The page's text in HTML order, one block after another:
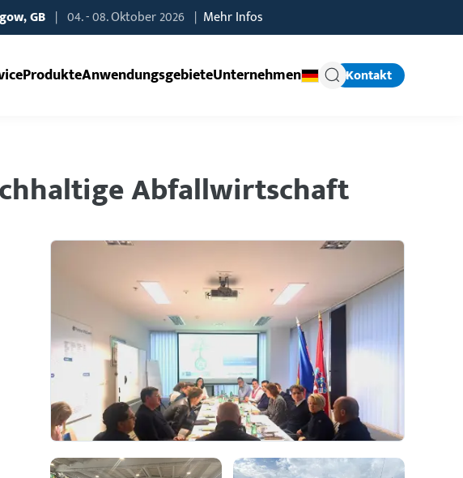
GB | 04. - 08. Oktober 2026 | Mehr Infos
ProdukteAnwendungsgebieteUnternehmen Kontakt
Abfallwirtschaft